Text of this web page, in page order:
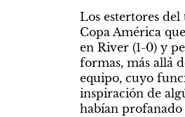
Los estertores
Copa América
en River (1-0) y
formas, más allá
equipo, cuyo
inspiración de
habían